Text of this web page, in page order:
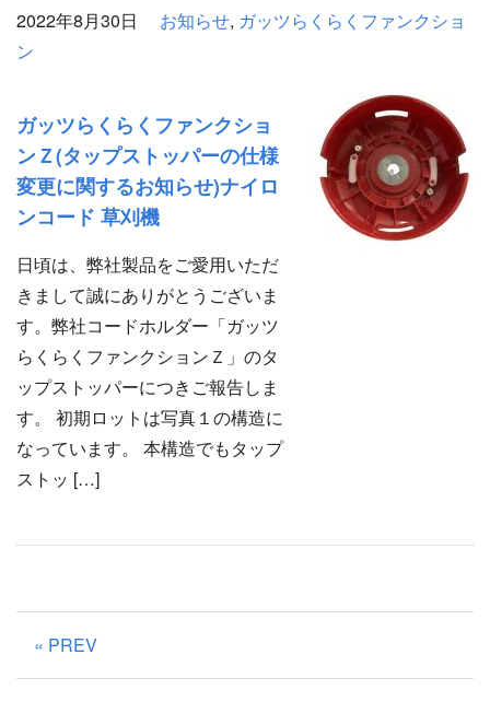
2022年8月30日 お知らせ, ガッツらくらくファンクショ
ン
ガッツらくらくファンクショ
ンＺ(タップストッパーの仕様
変更に関するお知らせ)ナイロ
ンコード 草刈機
日頃は、弊社製品をご愛用いただ
きまして誠にありがとうございま
す。弊社コードホルダー「ガッツ
らくらくファンクションＺ」のタ
ップストッパーにつきご報告しま
す。 初期ロットは写真１の構造に
なっています。 本構造でもタップ
ストッ […]
« PREV